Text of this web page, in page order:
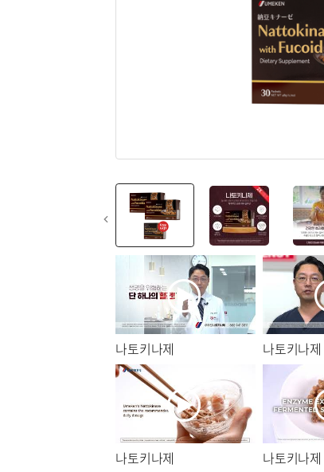
나토키나제 나토키나제
나토키나제 나토키나제